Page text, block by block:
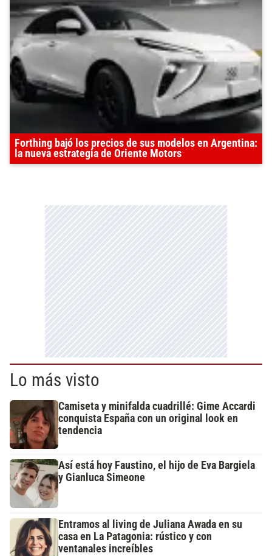
Forthing bajó los precios de sus modelos en Argentina:
la nueva estrategia de Oriente Motors
Lo más visto
Camiseta y minifalda cuadrillé: Gime Accardi
conquista España con un original look en
tendencia
Así está hoy Faustino, el hijo de Eva Bargiela
y Gianluca Simeone
Entramos al living de Juliana Awada en su
casa en La Patagonia: rústico y con
ventanales increíbles